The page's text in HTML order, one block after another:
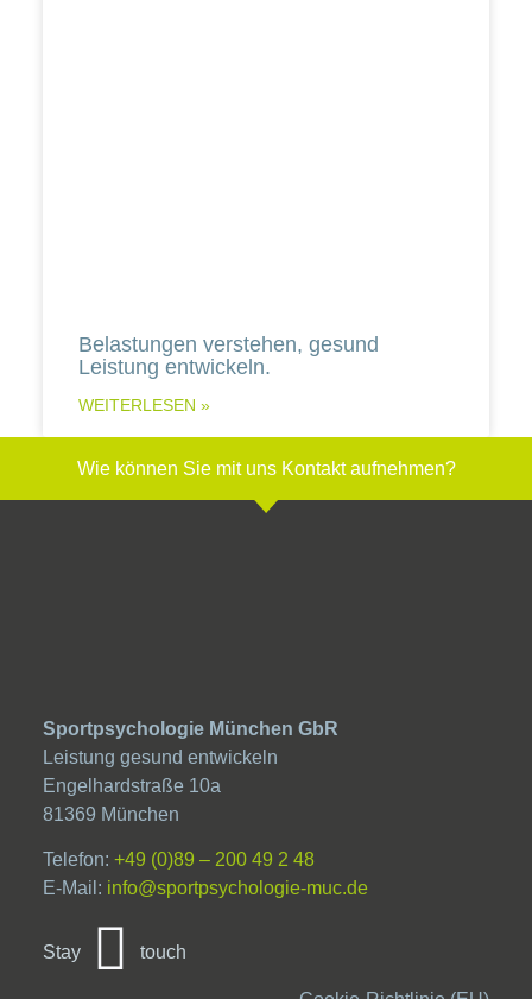
Belastungen verstehen, gesund
Leistung entwickeln.
WEITERLESEN »
Wie können Sie mit uns Kontakt aufnehmen?
Sportpsychologie München GbR
Leistung gesund entwickeln
Engelhardstraße 10a
81369 München
Telefon: +49 (0)89 – 200 49 2 48
E-Mail: info@sportpsychologie-muc.de
Stay touch